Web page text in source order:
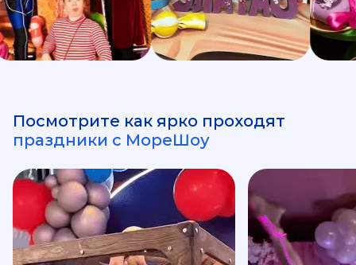
Посмотрите как ярко проходят
праздники с МореШоу